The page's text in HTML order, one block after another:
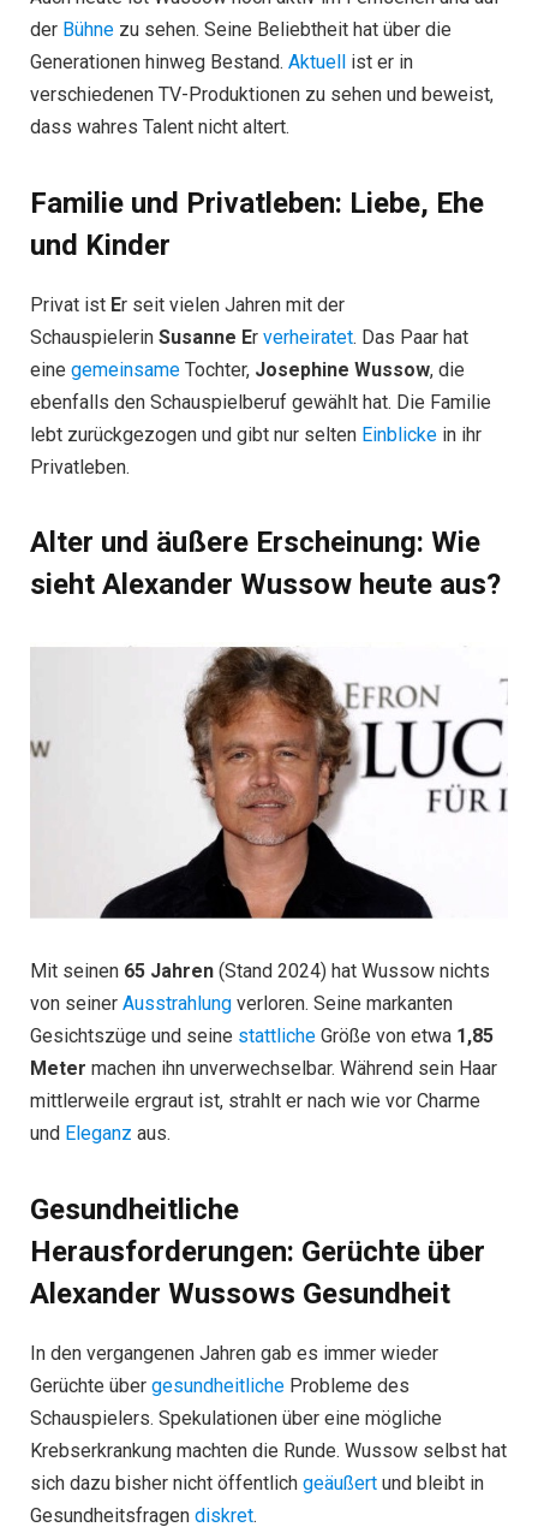
der Bühne zu sehen. Seine Beliebtheit hat über die
Generationen hinweg Bestand. Aktuell ist er in
verschiedenen TV-Produktionen zu sehen und beweist,
dass wahres Talent nicht altert.
Familie und Privatleben: Liebe, Ehe
und Kinder
Privat ist Er seit vielen Jahren mit der
Schauspielerin Susanne Er verheiratet. Das Paar hat
eine gemeinsame Tochter, Josephine Wussow, die
ebenfalls den Schauspielberuf gewählt hat. Die Familie
lebt zurückgezogen und gibt nur selten Einblicke in ihr
Privatleben.
Alter und äußere Erscheinung: Wie
sieht Alexander Wussow heute aus?
Mit seinen 65 Jahren (Stand 2024) hat Wussow nichts
von seiner Ausstrahlung verloren. Seine markanten
Gesichtszüge und seine stattliche Größe von etwa 1,85
Meter machen ihn unverwechselbar. Während sein Haar
mittlerweile ergraut ist, strahlt er nach wie vor Charme
und Eleganz aus.
Gesundheitliche
Herausforderungen: Gerüchte über
Alexander Wussows Gesundheit
In den vergangenen Jahren gab es immer wieder
Gerüchte über gesundheitliche Probleme des
Schauspielers. Spekulationen über eine mögliche
Krebserkrankung machten die Runde. Wussow selbst hat
sich dazu bisher nicht öffentlich geäußert und bleibt in
Gesundheitsfragen diskret.